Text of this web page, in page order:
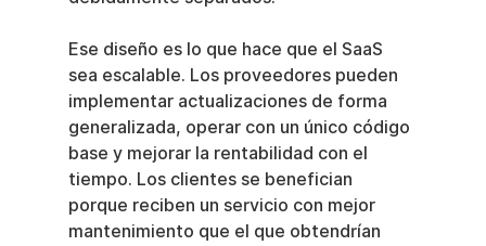
Ese diseño es lo que hace que el SaaS
sea escalable. Los proveedores pueden
implementar actualizaciones de forma
generalizada, operar con un único código
base y mejorar la rentabilidad con el
tiempo. Los clientes se benefician
porque reciben un servicio con mejor
mantenimiento que el que obtendrían